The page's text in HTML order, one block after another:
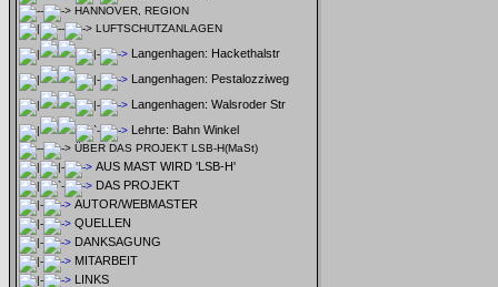
HANNOVER, REGION
LUFTSCHUTZANLAGEN
Langenhagen: Hackethalstr
Langenhagen: Pestalozziweg
Langenhagen: Walsroder Str
Lehrte: Bahn Winkel
ÜBER DAS PROJEKT LSB-H(MaSt)
AUS MAST WIRD 'LSB-H'
DAS PROJEKT
AUTOR/WEBMASTER
QUELLEN
DANKSAGUNG
MITARBEIT
LINKS